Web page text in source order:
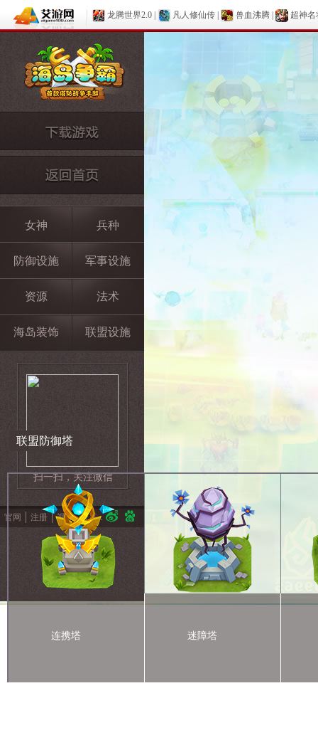
龙腾世界2.0 凡人修仙传 兽血沸腾 超神名
女神 兵种
防御设施 军事设施
资源 法术
海岛装饰 联盟设施
扫一扫，关注微信
官网 注册 视频 分享：
联盟防御塔
连携塔 迷障塔